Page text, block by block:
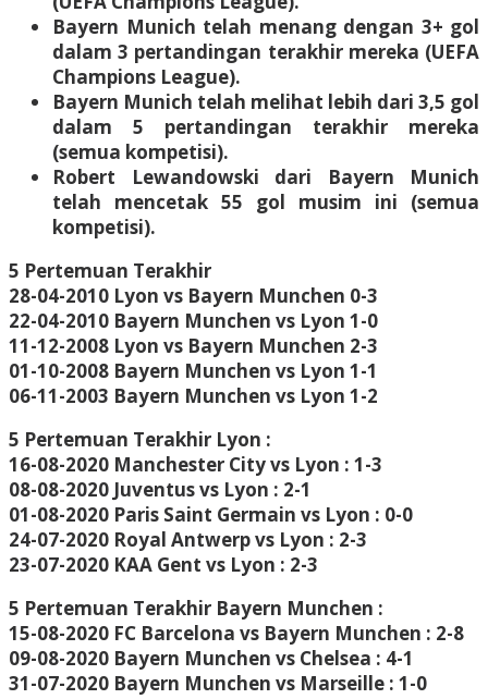
Bayern Munich telah menang dengan 3+ gol
dalam 3 pertandingan terakhir mereka (UEFA
Champions League).
Bayern Munich telah melihat lebih dari 3,5 gol
dalam 5 pertandingan terakhir mereka
(semua kompetisi).
Robert Lewandowski dari Bayern Munich
telah mencetak 55 gol musim ini (semua
kompetisi).
5 Pertemuan Terakhir
28-04-2010 Lyon vs Bayern Munchen 0-3
22-04-2010 Bayern Munchen vs Lyon 1-0
11-12-2008 Lyon vs Bayern Munchen 2-3
01-10-2008 Bayern Munchen vs Lyon 1-1
06-11-2003 Bayern Munchen vs Lyon 1-2
5 Pertemuan Terakhir Lyon :
16-08-2020 Manchester City vs Lyon : 1-3
08-08-2020 Juventus vs Lyon : 2-1
01-08-2020 Paris Saint Germain vs Lyon : 0-0
24-07-2020 Royal Antwerp vs Lyon : 2-3
23-07-2020 KAA Gent vs Lyon : 2-3
5 Pertemuan Terakhir Bayern Munchen :
15-08-2020 FC Barcelona vs Bayern Munchen : 2-8
09-08-2020 Bayern Munchen vs Chelsea : 4-1
31-07-2020 Bayern Munchen vs Marseille : 1-0